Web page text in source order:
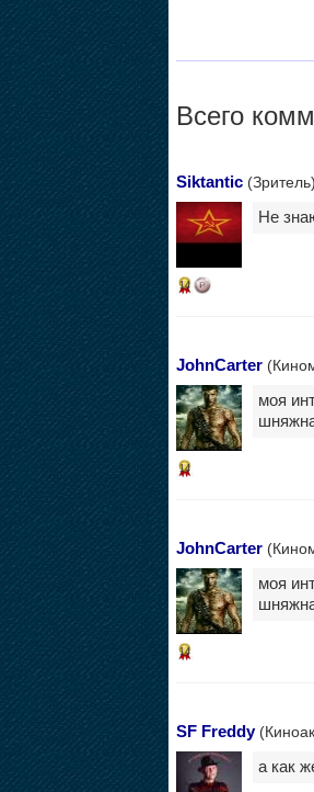
Всего
Siktantic
14
Не
JohnCarter
14
моя
JohnCarter
14
моя
SF Freddy
а как